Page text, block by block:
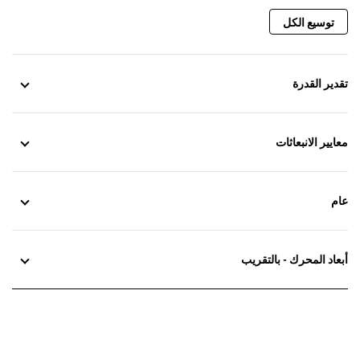
توسيع الكل
تقدير القدرة
معايير الانبعاثات
عام
أبعاد المحرك - بالتقريب